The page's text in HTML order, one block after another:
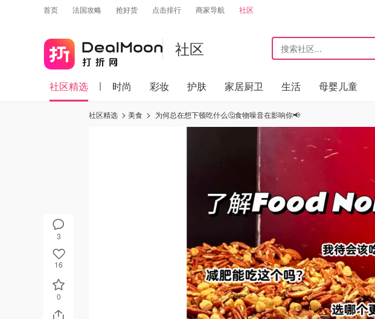
首页 法国攻略 抢好货 点击排行 商家导航 社区
社区
社区精选 时尚 彩妆 护肤 家居厨卫 生活 母婴儿童
3
16
0
社区精选 美食 为何总在想下顿吃什么🤔食物噪音在影响你📢